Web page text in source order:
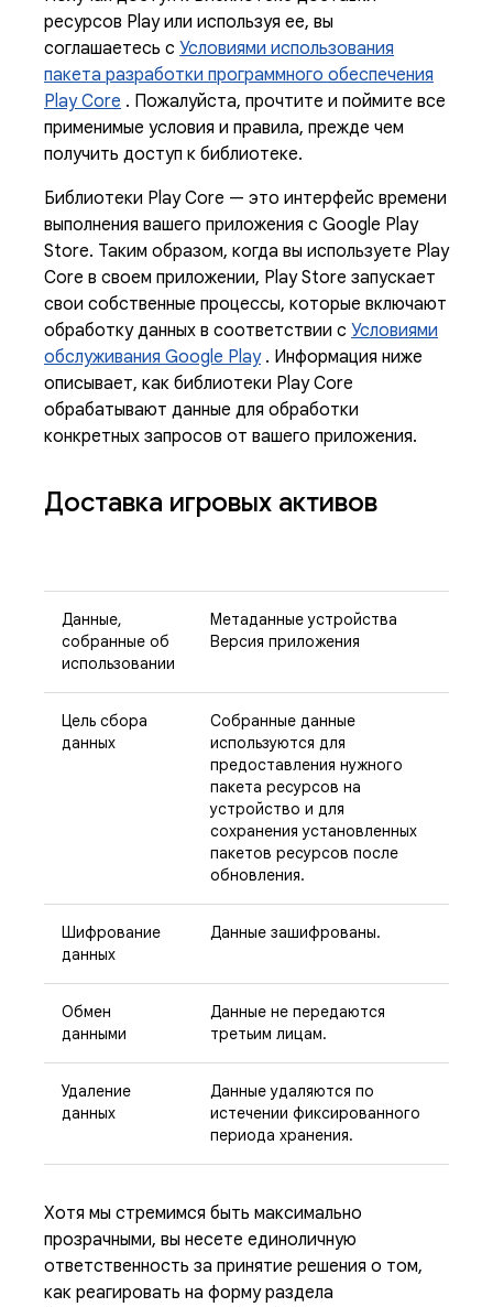
ресурсов Play или используя ее, вы
соглашаетесь с Условиями использования
пакета разработки программного обеспечения
Play Core . Пожалуйста, прочтите и поймите все
применимые условия и правила, прежде чем
получить доступ к библиотеке.
Библиотеки Play Core — это интерфейс времени
выполнения вашего приложения с Google Play
Store. Таким образом, когда вы используете Play
Core в своем приложении, Play Store запускает
свои собственные процессы, которые включают
обработку данных в соответствии с Условиями
обслуживания Google Play. Информация ниже
описывает, как библиотеки Play Core
обрабатывают данные для обработки
конкретных запросов от вашего приложения.
Доставка игровых активов
Данные,
собранные об
использовании
Метаданные устройства
Версия приложения
Цель сбора
данных
Собранные данные
используются для
предоставления нужного
пакета ресурсов на
устройство и для
сохранения установленных
пакетов ресурсов после
обновления.
Шифрование
данных
Данные зашифрованы.
Обмен
данными
Данные не передаются
третьим лицам.
Удаление
данных
Данные удаляются по
истечении фиксированного
периода хранения.
Хотя мы стремимся быть максимально
прозрачными, вы несете единоличную
ответственность за принятие решения о том,
как реагировать на форму раздела